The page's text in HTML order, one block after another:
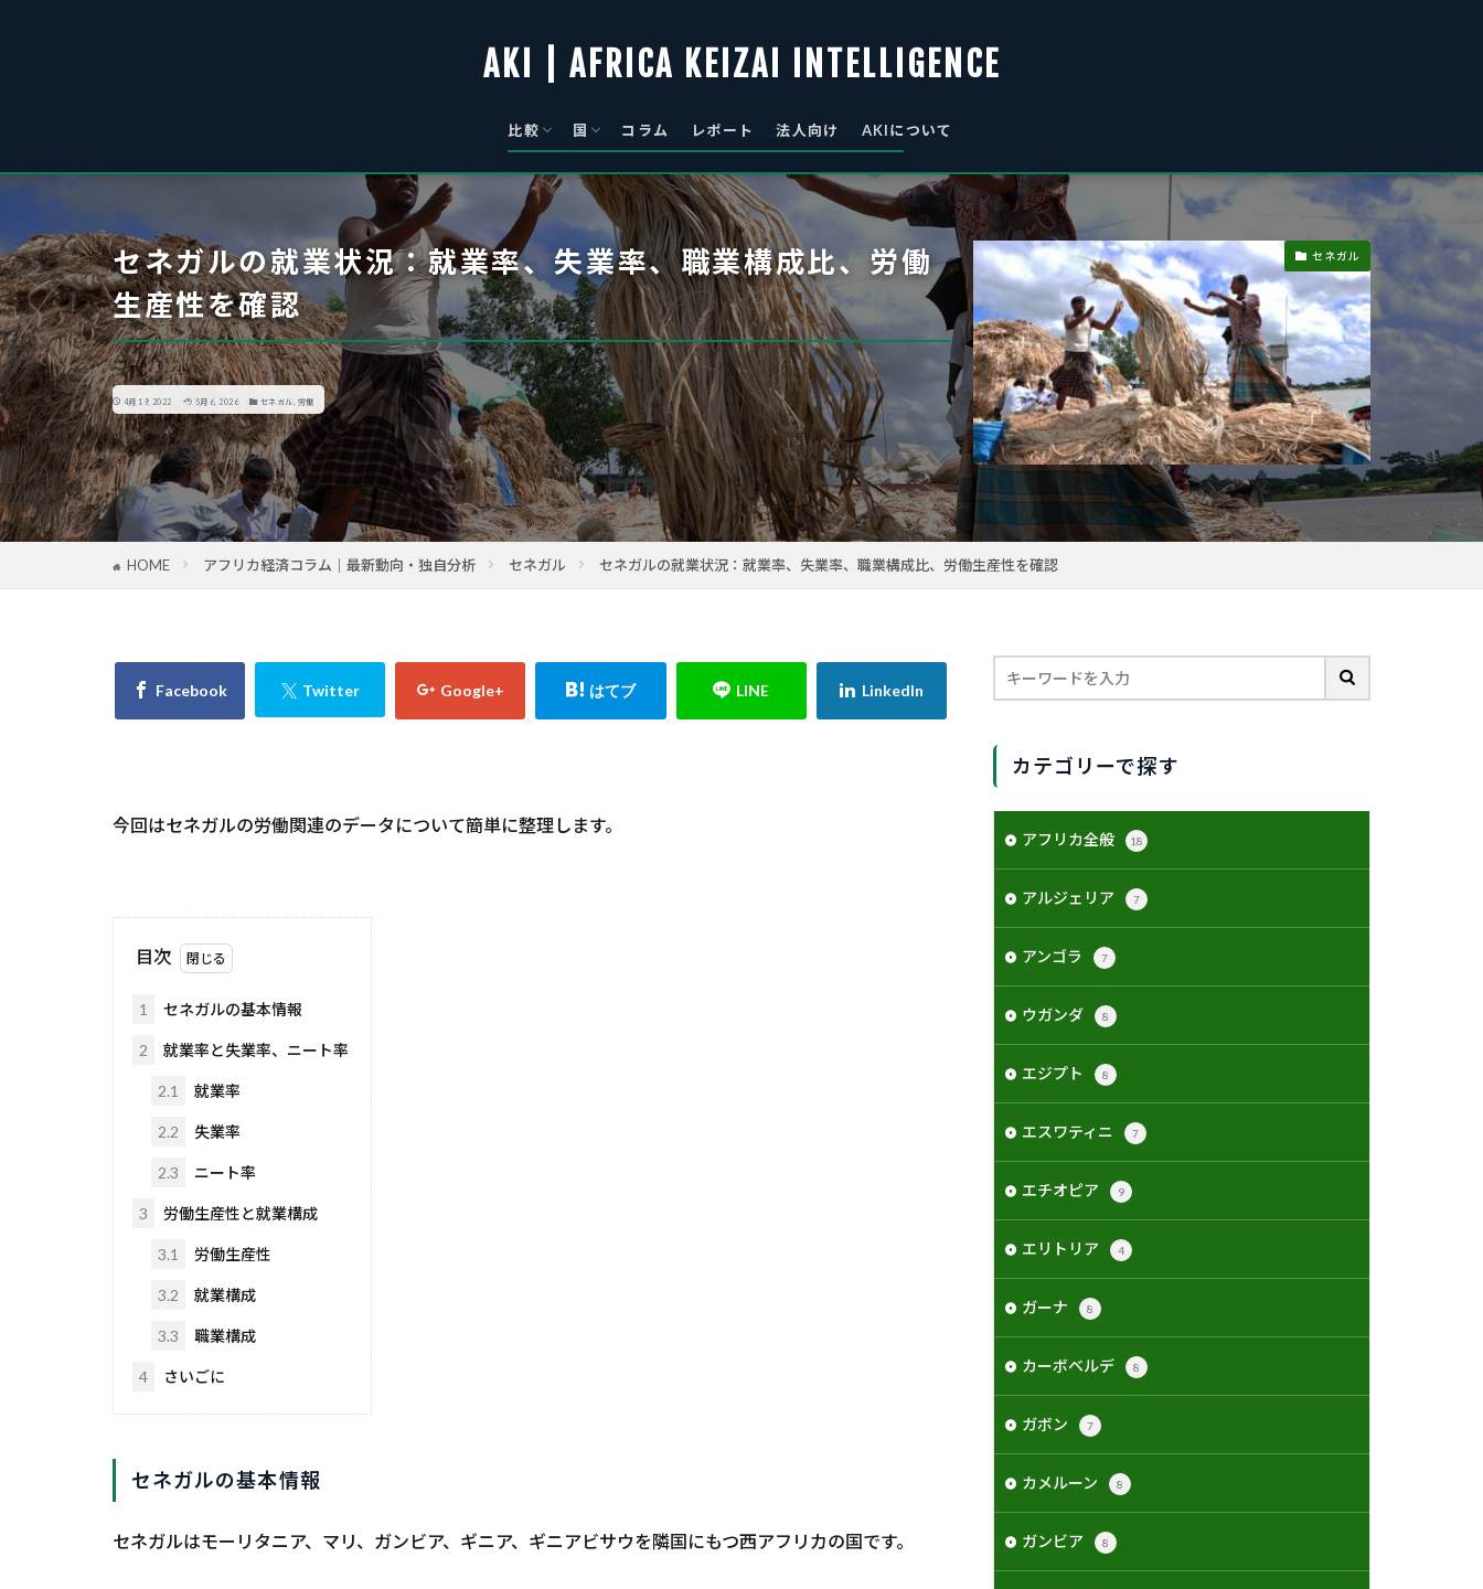
AKI | AFRICA KEIZAI INTELLIGENCE
比較
総覧
景気
物価
国
アルジェリア｜Algeria
アンゴラ｜Angola
ベナン｜Benin
ボツワナ｜Botswana
ブルキナファソ｜Burkina Faso
ブルンジ｜Burundi
カーボベルデ｜Cabo Verde
カメルーン｜Cameroon
中央アフリカ｜Central African
Republic
チャド｜Chad
コモロ連合｜Comoros
コートジボワール｜Côte d’Ivoire
コンゴ｜DR Congo
ジブチ｜Djibouti
エジプト・アラブ｜Egypt
赤道ギニア｜Equatorial Guinea
エリトリア国｜Eritrea
エスワティニ｜Eswatini
エチオピア｜Ethiopia
ガボン｜Gabon
ガンビア｜Gambia
ガーナ｜Ghana
ギニア｜Guinea
ギニアビサウ｜Guinea-Bissau
ケニア｜Kenya
レソト｜Lesotho
リベリア｜Liberia
リビア国｜Libya
マダガスカル｜Madagascar
マラウイ｜Malawi
マリ｜Mali
モーリタニア・イスラム｜
Mauritania
モーリシャス｜Mauritius
モロッコ｜Morocco
モザンビーク｜Mozambique
ナミビア｜Namibia
ニジェール｜Niger
ナイジェリア｜Nigeria
コンゴ｜Republic of Congo
ルワンダ｜Rwanda
セネガル｜Senegal
セーシェル｜Seychelles
シエラレオネ｜Sierra Leone
ソマリア｜Somalia
南アフリカ｜South Africa
南スーダン｜South Sudan
スーダン｜Sudan
サントメ・プリンシペ｜São Tomé
and Príncipe
タンザニア連合｜Tanzania
トーゴ｜Togo
チュニジア｜Tunisia
ウガンダ｜Uganda
ザンビア｜Zambia
ジンバブエ｜Zimbabwe
コラム レポート 法人向け AKIについて
セネガルの就業状況：就業率、失業率、職業構成比、労働
生産性を確認
4月 19, 2022 5月 6, 2026 セネガル, 労働
セネガル
HOME アフリカ経済コラム｜最新動向・独自分析 セネガル セネガルの就業状況：就業率、失業率、職業構成比、労働生産性を確認
今回はセネガルの労働関連のデータについて簡単に整理します。
目次
1 セネガルの基本情報
2 就業率と失業率、ニート率
2.1 就業率
2.2 失業率
2.3 ニート率
3 労働生産性と就業構成
3.1 労働生産性
3.2 就業構成
3.3 職業構成
4 さいごに
セネガルの基本情報
セネガルはモーリタニア、マリ、ガンビア、ギニア、ギニアビサウを隣国にもつ西アフリカの国です。
カテゴリーで探す
アフリカ全般 18
アルジェリア 7
アンゴラ 7
ウガンダ 8
エジプト 8
エスワティニ 7
エチオピア 9
エリトリア 4
ガーナ 8
カーボベルデ 8
ガボン 7
カメルーン 8
ガンビア 8